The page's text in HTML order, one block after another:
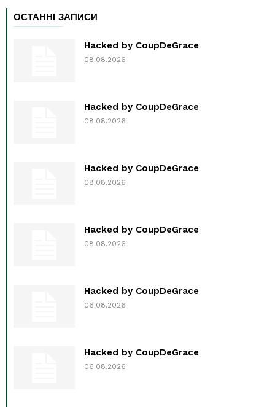
ОСТАННІ ЗАПИСИ
Hacked by CoupDeGrace
08.08.2026
Hacked by CoupDeGrace
08.08.2026
Hacked by CoupDeGrace
08.08.2026
Hacked by CoupDeGrace
08.08.2026
Hacked by CoupDeGrace
06.08.2026
Hacked by CoupDeGrace
06.08.2026